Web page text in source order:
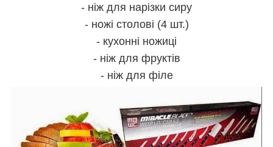
- ніж для нарізки сиру
- ножі столові (4 шт.)
- кухонні ножиці
- ніж для фруктів
- ніж для філе